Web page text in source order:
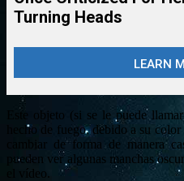
Este objeto (si se le puede
hecho de fuego, debido a su
cambiar de forma de manera
pueden ver algunas manchas
el vídeo.